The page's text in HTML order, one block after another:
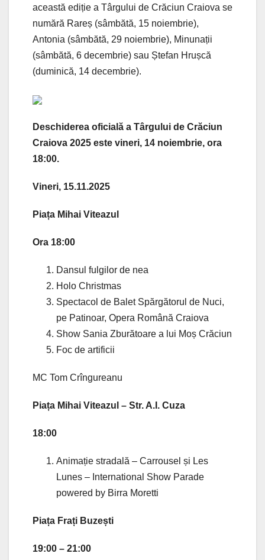
această ediție a Târgului de Crăciun Craiova se
numără Rareș (sâmbătă, 15 noiembrie),
Antonia (sâmbătă, 29 noiembrie), Minunații
(sâmbătă, 6 decembrie) sau Ștefan Hrușcă
(duminică, 14 decembrie).
Deschiderea oficială a Târgului de Crăciun
Craiova 2025 este vineri, 14 noiembrie, ora
18:00.
Vineri, 15.11.2025
Piața Mihai Viteazul
Ora 18:00
Dansul fulgilor de nea
Holo Christmas
Spectacol de Balet Spărgătorul de Nuci,
pe Patinoar, Opera Română Craiova
Show Sania Zburătoare a lui Moș Crăciun
Foc de artificii
MC Tom Crîngureanu
Piața Mihai Viteazul – Str. A.I. Cuza
18:00
Animație stradală – Carrousel și Les
Lunes – International Show Parade
powered by Birra Moretti
Piața Frați Buzești
19:00 – 21:00